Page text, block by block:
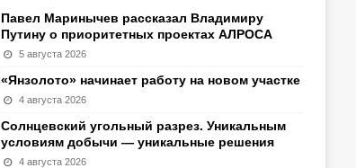
Павел Маринычев рассказал Владимиру
Путину о приоритетных проектах АЛРОСА
5 августа 2026
«Янзолото» начинает работу на новом участке
4 августа 2026
Солнцевский угольный разрез. Уникальным
условиям добычи — уникальные решения
4 августа 2026